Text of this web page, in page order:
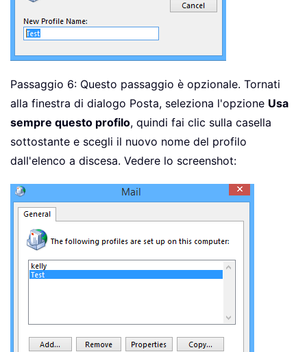
Passaggio 6: Questo passaggio è opzionale. Tornati
alla finestra di dialogo Posta, seleziona l'opzione Usa
sempre questo profilo, quindi fai clic sulla casella
sottostante e scegli il nuovo nome del profilo
dall'elenco a discesa. Vedere lo screenshot: